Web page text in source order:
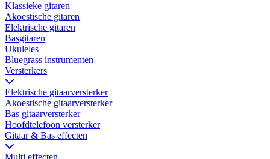
Klassieke gitaren
Akoestische gitaren
Elektrische gitaren
Basgitaren
Ukuleles
Bluegrass instrumenten
Versterkers
Elektrische gitaarversterker
Akoestische gitaarversterker
Bas gitaarversterker
Hoofdtelefoon versterker
Gitaar & Bas effecten
Multi effecten